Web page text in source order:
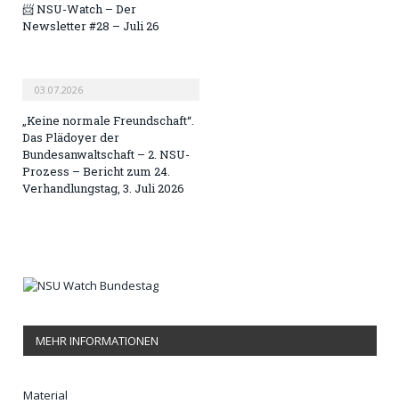
📨 NSU-Watch – Der
Newsletter #28 – Juli 26
03.07.2026
„Keine normale Freundschaft“.
Das Plädoyer der
Bundesanwaltschaft – 2. NSU-
Prozess – Bericht zum 24.
Verhandlungstag, 3. Juli 2026
MEHR INFORMATIONEN
Material